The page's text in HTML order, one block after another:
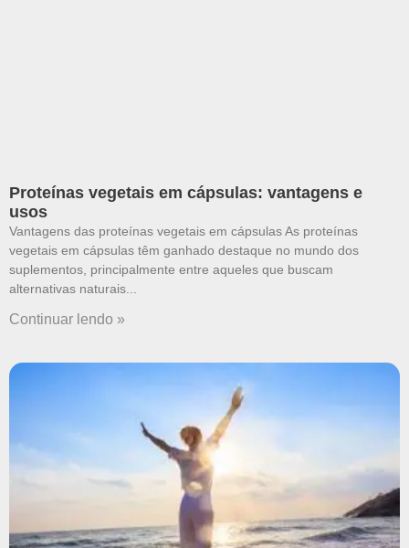
Proteínas vegetais em cápsulas: vantagens e
usos
Vantagens das proteínas vegetais em cápsulas As proteínas
vegetais em cápsulas têm ganhado destaque no mundo dos
suplementos, principalmente entre aqueles que buscam
alternativas naturais
Continuar lendo »